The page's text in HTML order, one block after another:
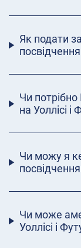
Як подати
Чи
на Уоллісі і
Чи можу я
Чи може
Уоллісі і